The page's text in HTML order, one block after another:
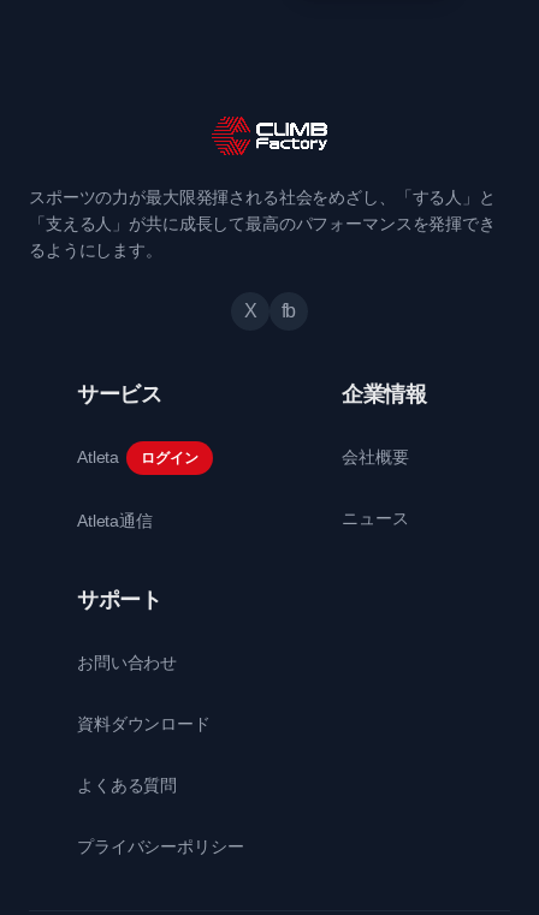
スポーツの力が最大限発揮される社会をめざし、「する人」と
「支える人」が共に成長して最高のパフォーマンスを発揮でき
るようにします。
X fb
サービス
Atleta ログイン
Atleta通信
企業情報
会社概要
ニュース
サポート
お問い合わせ
資料ダウンロード
よくある質問
プライバシーポリシー